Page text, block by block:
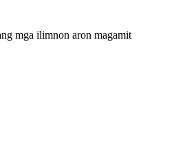
mga ilimnon aron magamit